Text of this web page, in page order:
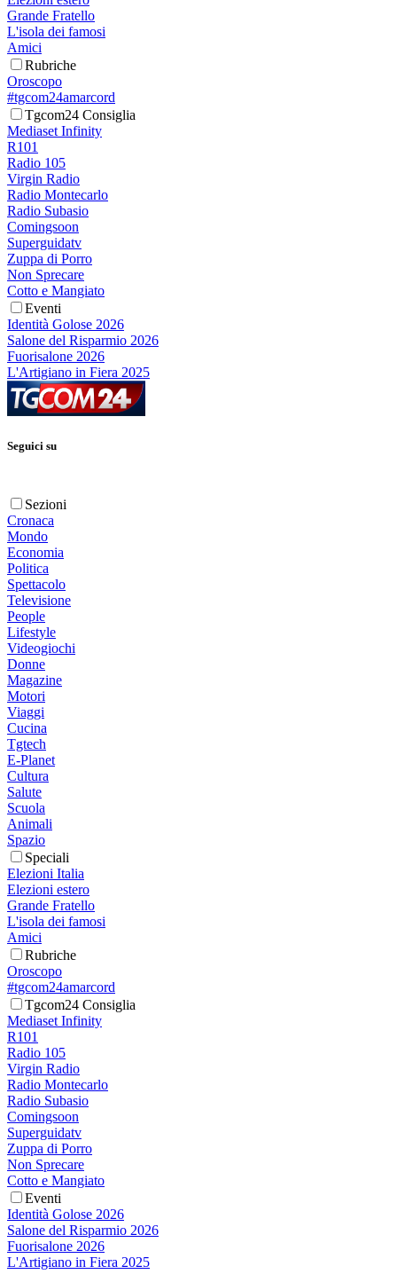
Grande Fratello
L'isola dei famosi
Amici
Rubriche
Oroscopo
#tgcom24amarcord
Tgcom24 Consiglia
Mediaset Infinity
R101
Radio 105
Virgin Radio
Radio Montecarlo
Radio Subasio
Comingsoon
Superguidatv
Zuppa di Porro
Non Sprecare
Cotto e Mangiato
Eventi
Identità Golose 2026
Salone del Risparmio 2026
Fuorisalone 2026
L'Artigiano in Fiera 2025
Seguici su
Sezioni
Cronaca
Mondo
Economia
Politica
Spettacolo
Televisione
People
Lifestyle
Videogiochi
Donne
Magazine
Motori
Viaggi
Cucina
Tgtech
E-Planet
Cultura
Salute
Scuola
Animali
Spazio
Speciali
Elezioni Italia
Elezioni estero
Grande Fratello
L'isola dei famosi
Amici
Rubriche
Oroscopo
#tgcom24amarcord
Tgcom24 Consiglia
Mediaset Infinity
R101
Radio 105
Virgin Radio
Radio Montecarlo
Radio Subasio
Comingsoon
Superguidatv
Zuppa di Porro
Non Sprecare
Cotto e Mangiato
Eventi
Identità Golose 2026
Salone del Risparmio 2026
Fuorisalone 2026
L'Artigiano in Fiera 2025